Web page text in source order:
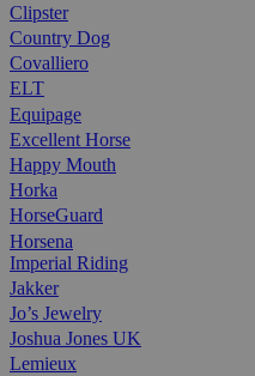
Clipster
Country Dog
Covalliero
ELT
Equipage
Excellent Horse
Happy Mouth
Horka
HorseGuard
Horsena
Imperial Riding
Jakker
Jo’s Jewelry
Joshua Jones UK
Lemieux